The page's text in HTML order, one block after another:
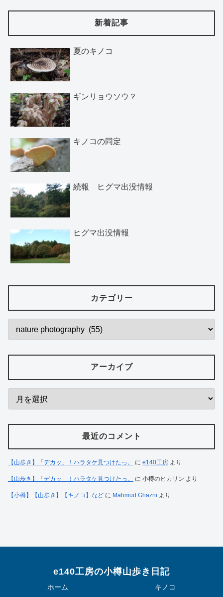
新着記事
夏のキノコ
ギンリョウソウ？
キノコの同定
続報 ヒグマ出没情報
ヒグマ出没情報
カテゴリー
アーカイブ
最近のコメント
【山歩き】「デカッ」！ハラタケ見つけたっ。 に e140工房 より
【山歩き】「デカッ」！ハラタケ見つけたっ。 に 小樽のヒカリン より
【小樽】【山歩き】【キノコ】など に Mahmud Ghazni より
e140工房の小樽山歩き日記
ホーム キノコ